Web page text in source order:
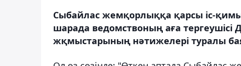
Сыбайлас жемқорлыққа қарсы іс-
шарада ведомствоның аға
жқмыстарының нәтижелері туралы